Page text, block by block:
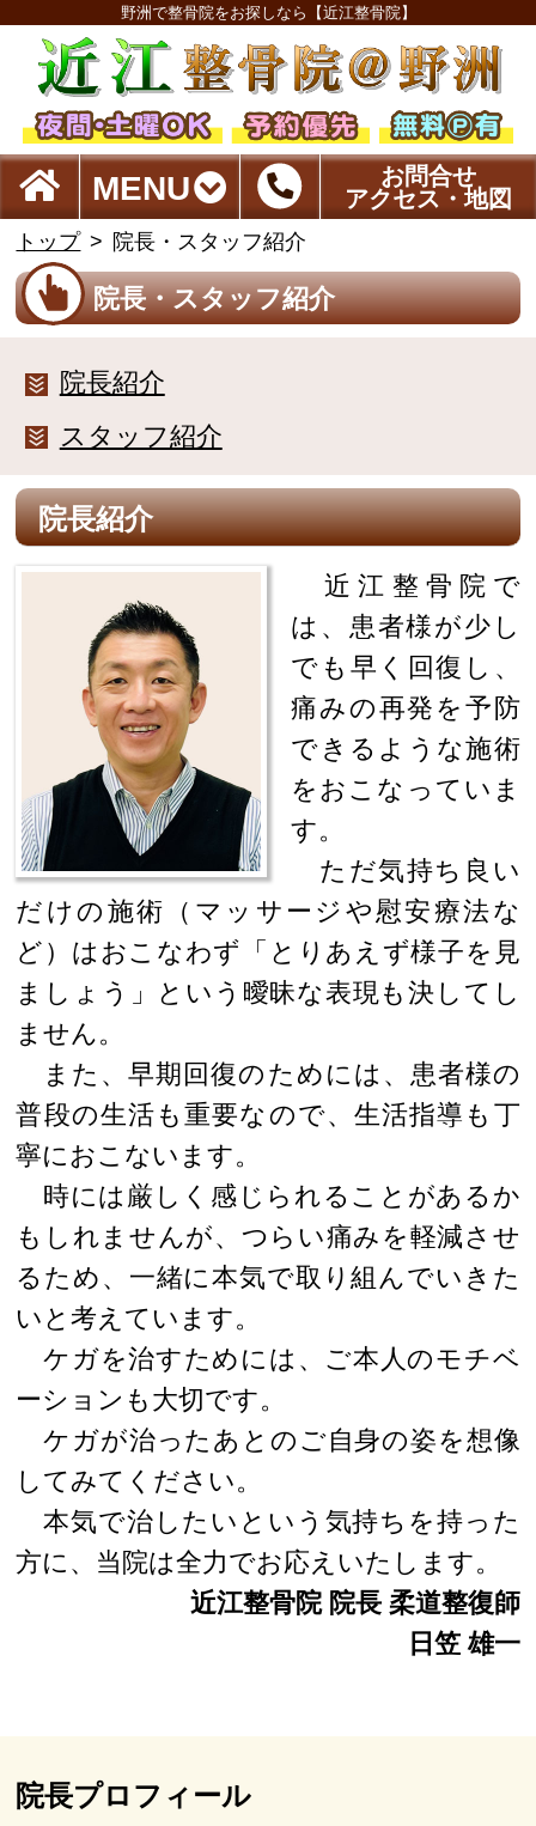
野洲で整骨院をお探しなら【近江整骨院】
MENU
お問合せ
アクセス・地図
トップ 院長・スタッフ紹介
院長・スタッフ紹介
院長紹介
スタッフ紹介
院長紹介
近江整骨院で
は、患者様が少し
でも早く回復し、
痛みの再発を予防
できるような施術
をおこなっていま
す。
ただ気持ち良い
だけの施術（マッサージや慰安療法な
ど）はおこなわず「とりあえず様子を見
ましょう」という曖昧な表現も決してし
ません。
また、早期回復のためには、患者様の
普段の生活も重要なので、生活指導も丁
寧におこないます。
時には厳しく感じられることがあるか
もしれませんが、つらい痛みを軽減させ
るため、一緒に本気で取り組んでいきた
いと考えています。
ケガを治すためには、ご本人のモチベ
ーションも大切です。
ケガが治ったあとのご自身の姿を想像
してみてください。
本気で治したいという気持ちを持った
方に、当院は全力でお応えいたします。
近江整骨院 院長 柔道整復師
日笠 雄一
院長プロフィール